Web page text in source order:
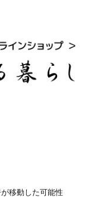
移動した可能性